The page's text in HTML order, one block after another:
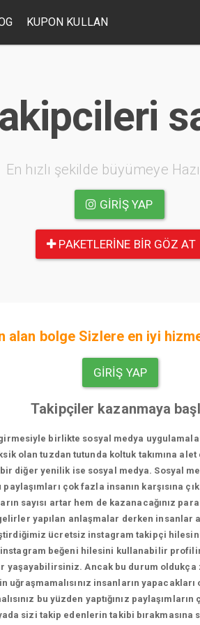
KUPON KULLAN
En hızlı şekilde büyümeye
GIRIŞ YAP
PAKETLERINE BIR GÖZ AT
bolge Sizlere en iyi
GIRIŞ YAP
Takipçiler kazanmaya
birlikte sosyal medya
olan tuzdan tutunda koltuk takımına
diğer yenilik ise sosyal medya. Sosyal
çok fazla insanın
sayısı artar hem de kazanacağınız
yapılan anlaşmalar derken
ücretsiz instagram takipçi hilesini
beğeni hilesini kullanabilir
Ancak bu durum oldukça
insanların
bu yüzden yaptığınız
takip edenlerin takibi bırakmasına